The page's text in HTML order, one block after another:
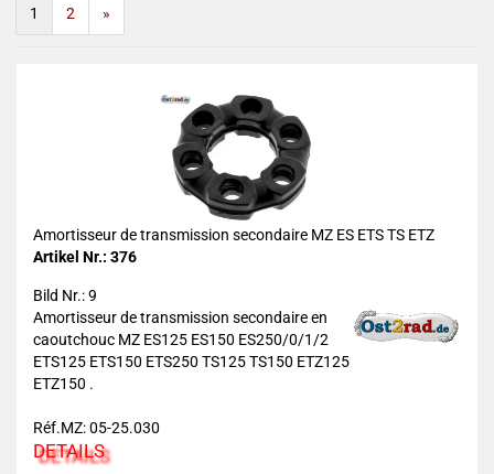
1 2 »
Amortisseur de transmission secondaire MZ ES ETS TS ETZ
Artikel Nr.: 376
Bild Nr.: 9
Amortisseur de transmission secondaire en
caoutchouc MZ ES125 ES150 ES250/0/1/2
ETS125 ETS150 ETS250 TS125 TS150 ETZ125
ETZ150 .
Réf.MZ: 05-25.030
DETAILS